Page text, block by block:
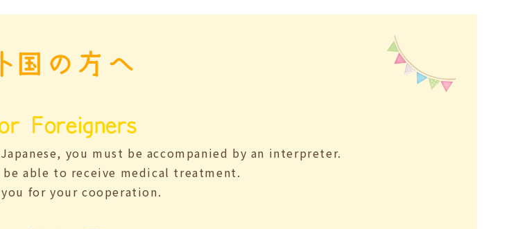
国の方へ
Foreigners
, you must be accompanied by an interpreter.
able to receive medical treatment.
you for your cooperation.